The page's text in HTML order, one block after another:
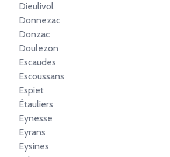
Dieulivol
Donnezac
Donzac
Doulezon
Escaudes
Escoussans
Espiet
Étauliers
Eynesse
Eyrans
Eysines